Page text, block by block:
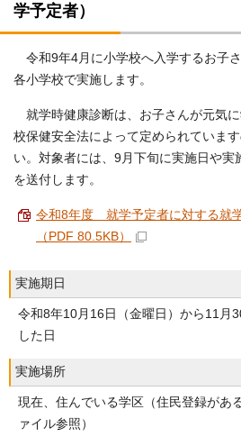
学予定者）
令和9年4月に小学校へ入学するお子
各小学校で実施します。
就学時健康診断は、お子さんが元気
校保健安全法によって定められていま
い。対象者には、9月下旬に実施日や実
を送付します。
令和8年度 就学予定者に対する就
（PDF 80.5KB）
実施期日
令和8年10月16日（金曜日）から11月
した日
実施場所
現在、住んでいる学区（住民登録があ
ァイル参照）